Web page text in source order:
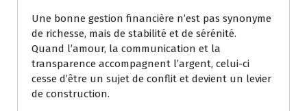
Une bonne gestion financière n’est pas synonyme
de richesse, mais de stabilité et de sérénité.
Quand l’amour, la communication et la
transparence accompagnent l’argent, celui-ci
cesse d’être un sujet de conflit et devient un levier
de construction.